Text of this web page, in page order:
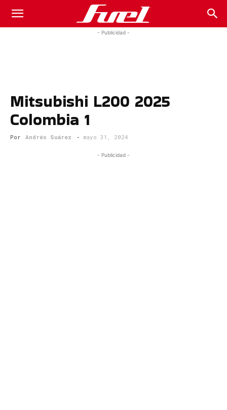
Fuel
Magazine
- Publicidad -
Mitsubishi L200 2025
Colombia 1
Por Andrés Suárez - mayo 31, 2024
- Publicidad -